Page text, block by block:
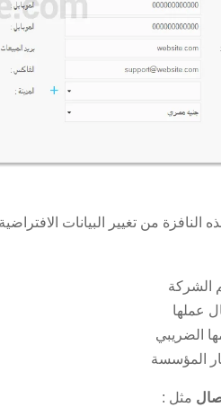
النافزة من تغيير البيانات
الشركة
عملها
الضريبي
المؤسسة
مثل :